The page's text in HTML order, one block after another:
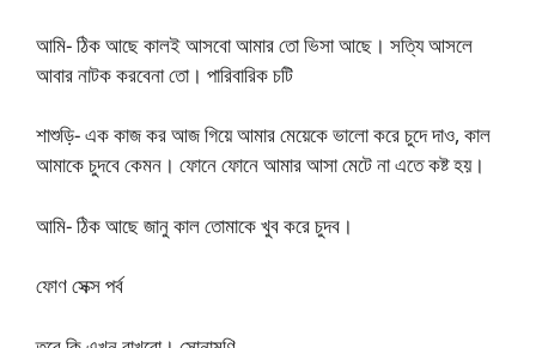
আমি- ঠিক আছে কালই আসবো আমার তো ভিসা আছে। সত্যি আসলে
আবার নাটক করবেনা তো। পারিবারিক চটি
শাশুড়ি- এক কাজ কর আজ গিয়ে আমার মেয়েকে ভালো করে চুদে দাও, কাল
আমাকে চুদবে কেমন। ফোনে ফোনে আমার আসা মেটে না এতে কষ্ট হয়।
আমি- ঠিক আছে জানু কাল তোমাকে খুব করে চুদব।
ফোণ সেক্স পর্ব